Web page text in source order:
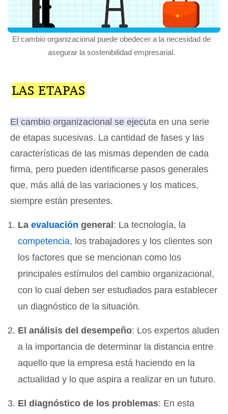
El cambio organizacional puede obedecer a la necesidad de
asegurar la sostenibilidad empresarial.
LAS ETAPAS
El cambio organizacional se ejecuta en una serie
de etapas sucesivas. La cantidad de fases y las
características de las mismas dependen de cada
firma, pero pueden identificarse pasos generales
que, más allá de las variaciones y los matices,
siempre están presentes.
Laevaluación general : La tecnología, la
competencia, los trabajadores y los clientes son
los factores que se mencionan como los
principales estímulos del cambio organizacional,
con lo cual deben ser estudiados para establecer
un diagnóstico de la situación.
El análisis del desempeño: Los expertos aluden
a la importancia de determinar la distancia entre
aquello que la empresa está haciendo en la
actualidad y lo que aspira a realizar en un futuro.
El diagnóstico de los problemas: En esta